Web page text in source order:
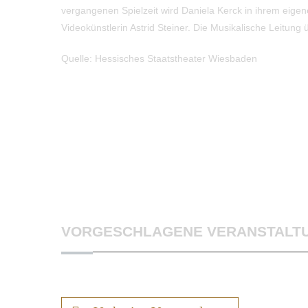
vergangenen Spielzeit wird Daniela Kerck in ihrem
Videokünstlerin Astrid Steiner. Die Musikalische Leitung
Quelle: Hessisches Staatstheater Wiesbaden
VORGESCHLAGENE